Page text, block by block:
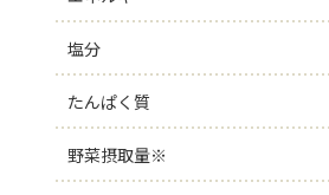
塩分
たんぱく質
野菜摂取量※